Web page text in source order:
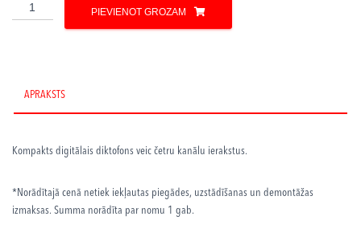
Zoom
H4N
PIEVIENOT GROZAM
APRAKSTS
Kompakts digitālais diktofons veic četru kanālu ierakstus.
*Norādītajā cenā netiek iekļautas piegādes, uzstādīšanas un demontāžas
izmaksas. Summa norādīta par nomu 1 gab.